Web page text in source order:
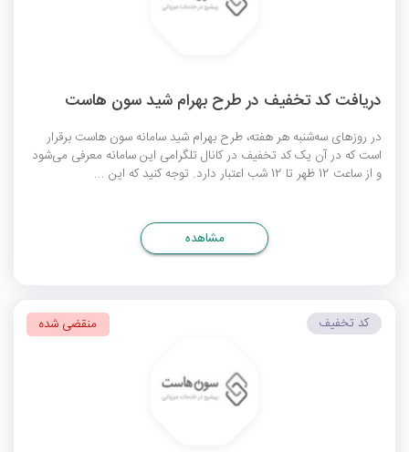
دریافت کد تخفیف در طرح بهرام شید سون هاست
در روزهای سه‌شنبه هر هفته، طرح بهرام شید سامانه سون هاست برقرار
است که در آن یک کد تخفیف در کانال تلگرامی این سامانه معرفی می‌شود
و از ساعت 12 ظهر تا 12 شب اعتبار دارد. توجه کنید که این ...
مشاهده
کد تخفیف منقضی شده